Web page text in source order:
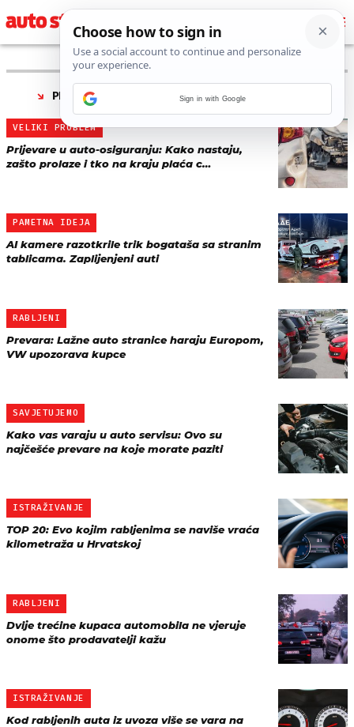
PRONAĐENO 30 REZULTATA ZA TAG “
VELIKI PROBLEM
Prijevare u auto-osiguranju: Kako nastaju,
zašto prolaze i tko na kraju plaća c…
PAMETNA IDEJA
AI kamere razotkrile trik bogataša sa stranim
tablicama. Zaplijenjeni auti
RABLJENI
Prevara: Lažne auto stranice haraju Europom,
VW upozorava kupce
SAVJETUJEMO
Kako vas varaju u auto servisu: Ovo su
najčešće prevare na koje morate paziti
ISTRAŽIVANJE
TOP 20: Evo kojim rabljenima se naviše vraća
kilometraža u Hrvatskoj
RABLJENI
Dvije trećine kupaca automobila ne vjeruje
onome što prodavatelji kažu
ISTRAŽIVANJE
Kod rabljenih auta iz uvoza više se vara na
Sign in with Google